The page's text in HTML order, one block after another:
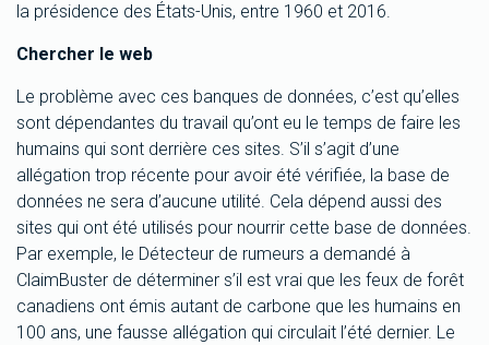
la présidence des États-Unis, entre 1960 et 2016.
Chercher le web
Le problème avec ces banques de données, c’est qu’elles
sont dépendantes du travail qu’ont eu le temps de faire les
humains qui sont derrière ces sites. S’il s’agit d’une
allégation trop récente pour avoir été vérifiée, la base de
données ne sera d’aucune utilité. Cela dépend aussi des
sites qui ont été utilisés pour nourrir cette base de données.
Par exemple, le Détecteur de rumeurs a demandé à
ClaimBuster de déterminer s’il est vrai que les feux de forêt
canadiens ont émis autant de carbone que les humains en
100 ans, une fausse allégation qui circulait l’été dernier. Le